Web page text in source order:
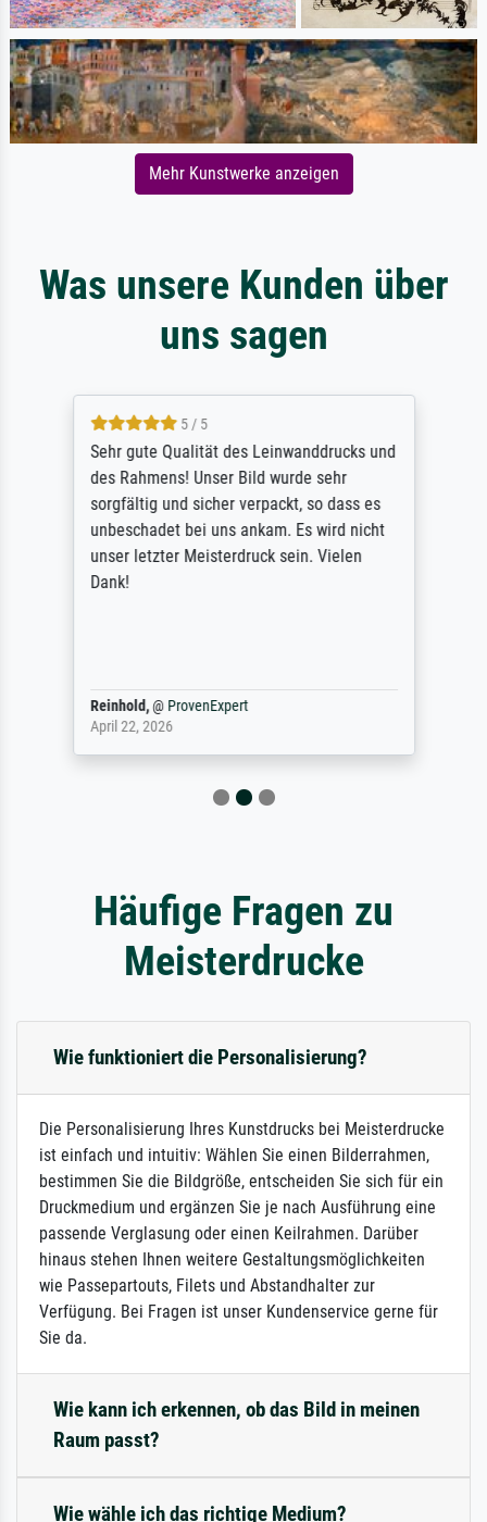
Mehr Kunstwerke anzeigen
Was unsere Kunden über
uns sagen
5 / 5
Sehr gute Qualität des Leinwanddrucks und
des Rahmens! Unser Bild wurde sehr
sorgfältig und sicher verpackt, so dass es
unbeschadet bei uns ankam. Es wird nicht
unser letzter Meisterdruck sein. Vielen
Dank!
Reinhold,@ ProvenExpert
April 22, 2026
Häufige Fragen zu
Meisterdrucke
Wie funktioniert die Personalisierung?
Die Personalisierung Ihres Kunstdrucks bei Meisterdrucke
ist einfach und intuitiv: Wählen Sie einen Bilderrahmen,
bestimmen Sie die Bildgröße, entscheiden Sie sich für ein
Druckmedium und ergänzen Sie je nach Ausführung eine
passende Verglasung oder einen Keilrahmen. Darüber
hinaus stehen Ihnen weitere Gestaltungsmöglichkeiten
wie Passepartouts, Filets und Abstandhalter zur
Verfügung. Bei Fragen ist unser Kundenservice gerne für
Sie da.
Wie kann ich erkennen, ob das Bild in meinen
Raum passt?
Wie wähle ich das richtige Medium?